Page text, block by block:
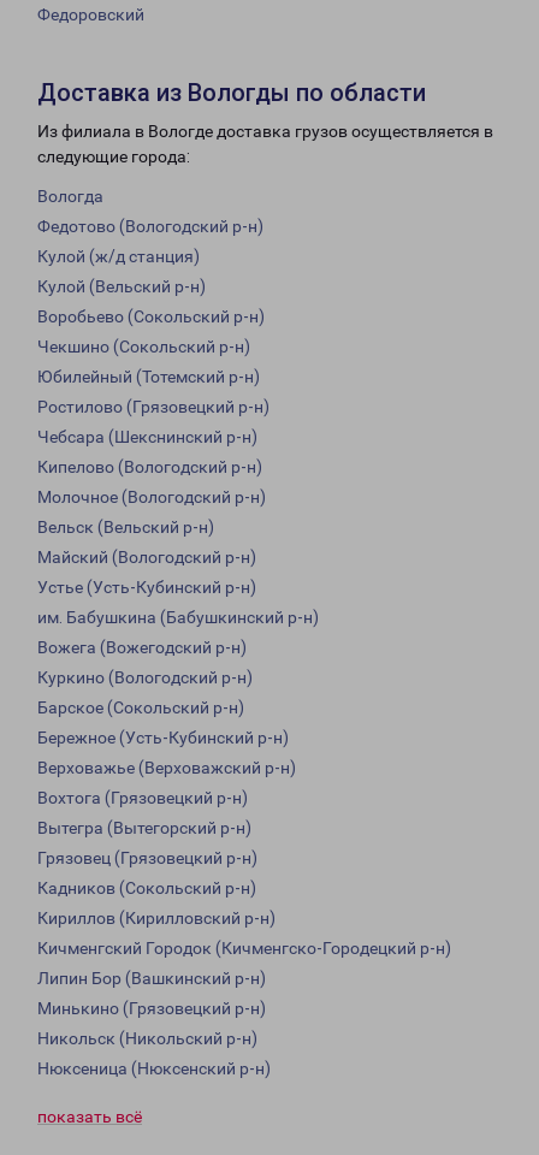
Федоровский
Доставка из Вологды по области
Из филиала в Вологде доставка грузов осуществляется в
следующие города:
Вологда
Федотово (Вологодский р-н)
Кулой (ж/д станция)
Кулой (Вельский р-н)
Воробьево (Сокольский р-н)
Чекшино (Сокольский р-н)
Юбилейный (Тотемский р-н)
Ростилово (Грязовецкий р-н)
Чебсара (Шекснинский р-н)
Кипелово (Вологодский р-н)
Молочное (Вологодский р-н)
Вельск (Вельский р-н)
Майский (Вологодский р-н)
Устье (Усть-Кубинский р-н)
им. Бабушкина (Бабушкинский р-н)
Вожега (Вожегодский р-н)
Куркино (Вологодский р-н)
Барское (Сокольский р-н)
Бережное (Усть-Кубинский р-н)
Верховажье (Верховажский р-н)
Вохтога (Грязовецкий р-н)
Вытегра (Вытегорский р-н)
Грязовец (Грязовецкий р-н)
Кадников (Сокольский р-н)
Кириллов (Кирилловский р-н)
Кичменгский Городок (Кичменгско-Городецкий р-н)
Липин Бор (Вашкинский р-н)
Минькино (Грязовецкий р-н)
Никольск (Никольский р-н)
Нюксеница (Нюксенский р-н)
показать всё